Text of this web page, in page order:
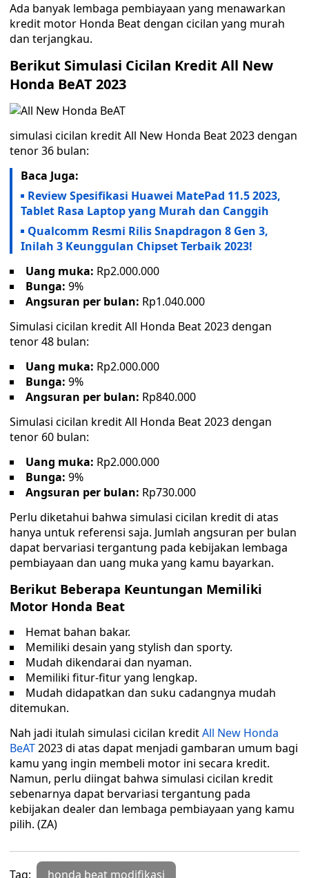
Ada banyak lembaga pembiayaan yang menawarkan
kredit motor Honda Beat dengan cicilan yang murah
dan terjangkau.
Berikut Simulasi Cicilan Kredit All New
Honda BeAT 2023
simulasi cicilan kredit All New Honda Beat 2023 dengan
tenor 36 bulan:
Baca Juga:
Review Spesifikasi Huawei MatePad 11.5 2023,
Tablet Rasa Laptop yang Murah dan Canggih
Qualcomm Resmi Rilis Snapdragon 8 Gen 3,
Inilah 3 Keunggulan Chipset Terbaik 2023!
Uang muka: Rp2.000.000
Bunga: 9%
Angsuran per bulan: Rp1.040.000
Simulasi cicilan kredit All Honda Beat 2023 dengan
tenor 48 bulan:
Uang muka: Rp2.000.000
Bunga: 9%
Angsuran per bulan: Rp840.000
Simulasi cicilan kredit All Honda Beat 2023 dengan
tenor 60 bulan:
Uang muka: Rp2.000.000
Bunga: 9%
Angsuran per bulan: Rp730.000
Perlu diketahui bahwa simulasi cicilan kredit di atas
hanya untuk referensi saja. Jumlah angsuran per bulan
dapat bervariasi tergantung pada kebijakan lembaga
pembiayaan dan uang muka yang kamu bayarkan.
Berikut Beberapa Keuntungan Memiliki
Motor Honda Beat
Hemat bahan bakar.
Memiliki desain yang stylish dan sporty.
Mudah dikendarai dan nyaman.
Memiliki fitur-fitur yang lengkap.
Mudah didapatkan dan suku cadangnya mudah
ditemukan.
Nah jadi itulah simulasi cicilan kreditAll New Honda
BeAT2023 di atas dapat menjadi gambaran umum bagi
kamu yang ingin membeli motor ini secara kredit.
Namun, perlu diingat bahwa simulasi cicilan kredit
sebenarnya dapat bervariasi tergantung pada
kebijakan dealer dan lembaga pembiayaan yang kamu
pilih. (ZA)
Tag: honda beat modifikasi